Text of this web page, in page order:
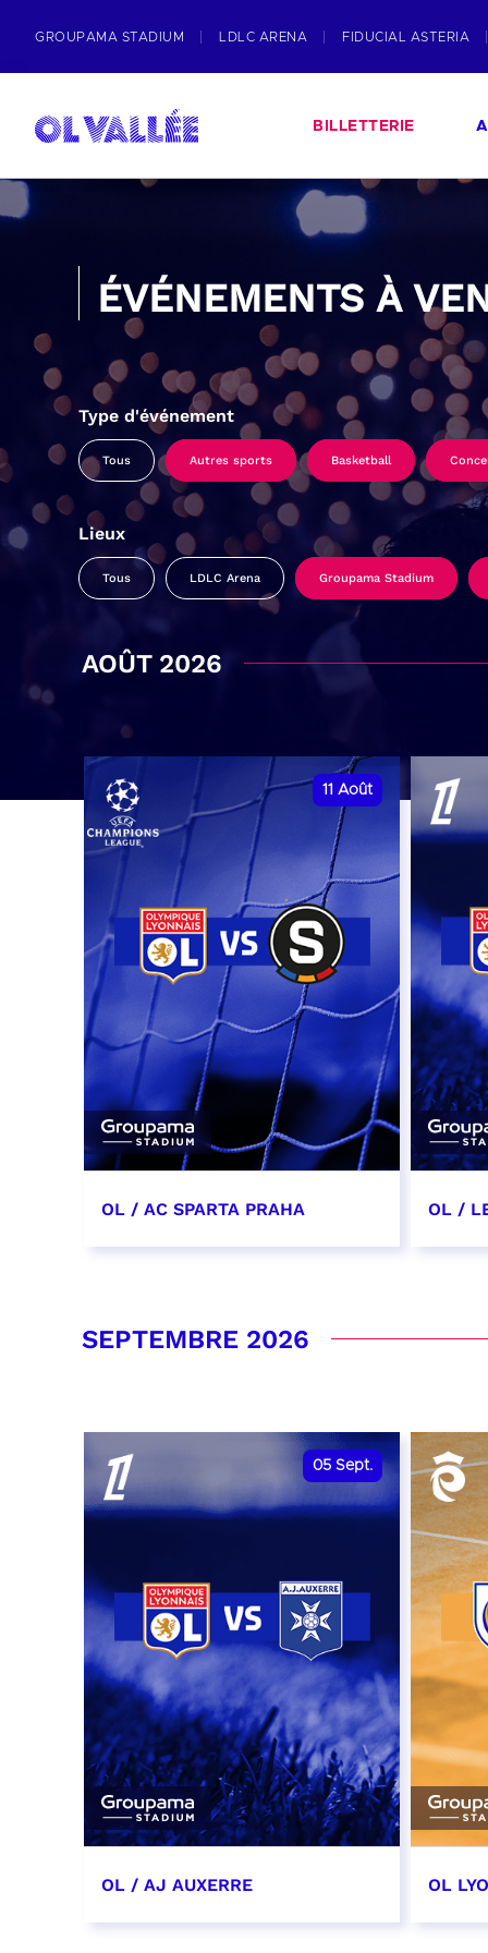
GROUPAMA STADIUM LDLC ARENA FIDUCIAL ASTERIA
BILLETTERIE
ÉVÉNEMENTS À
Type d'événement
Tous Autres sports Basketball
Lieux
Tous LDLC Arena Groupama Stadium
AOÛT 2026
11 Août
OL / AC SPARTA PRAHA OL /
SEPTEMBRE 2026
05 Sept.
OL / AJ AUXERRE OL